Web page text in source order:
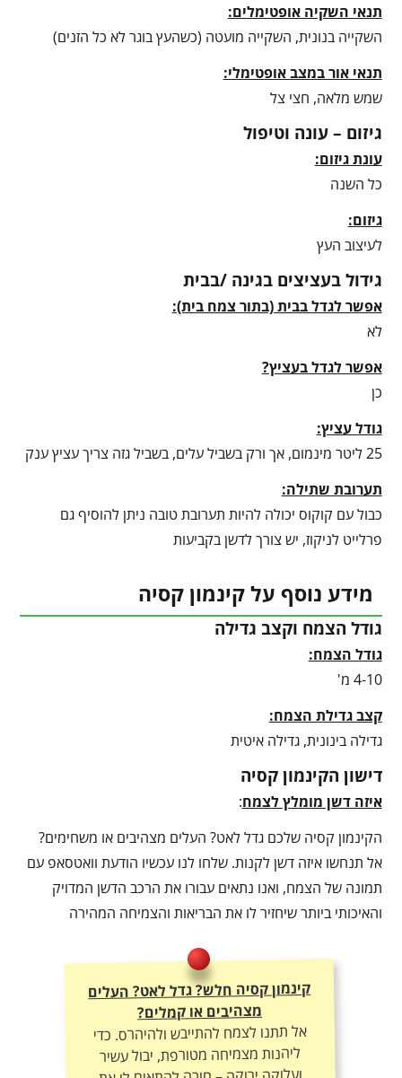
תנאי השקיה אופטימלים:
השקייה בנונית, השקייה מועטה (כשהעץ בוגר לא כל הזנים)
תנאי אור במצב אופטימלי:
שמש מלאה, חצי צל
גיזום – עונה וטיפול
עונת גיזום:
כל השנה
גיזום:
לעיצוב העץ
גידול בעציצים בגינה /בבית
אפשר לגדל בבית (בתור צמח בית):
לא
אפשר לגדל בעציץ?
כן
גודל עציץ:
25 ליטר מינמום, אך ורק בשביל עלים, בשביל גזה צריך עציץ ענק
תערובת שתילה:
כבול עם קוקוס יכולה להיות תערובת טובה ניתן להוסיף גם
פרלייט לניקוז, יש צורך לדשן בקביעות
מידע נוסף על קינמון קסיה
גודל הצמח וקצב גדילה
גודל הצמח:
4-10 מ'
קצב גדילת הצמח:
גדילה בינונית, גדילה איטית
דישון הקינמון קסיה
איזה דשן מומלץ לצמח:
הקינמון קסיה שלכם גדל לאט? העלים מצהיבים או משחימים?
אל תנחשו איזה דשן לקנות. שלחו לנו עכשיו הודעת וואטסאפ עם
תמונה של הצמח, ואנו נתאים עבורו את הרכב הדשן המדויק
והאיכותי ביותר שיחזיר לו את הבריאות והצמיחה המהירה
קינמון קסיה חלש? גדל לאט? העלים
מצהיבים או קמלים?
אל תתנו לצמח להתייבש ולהיהרס. כדי
ליהנות מצמיחה מטורפת, יבול עשיר
ועלוקה ירוקה – חובה להתאים לו את